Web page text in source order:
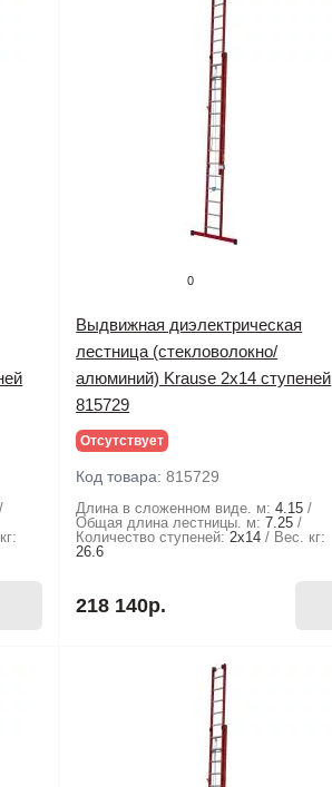
0
Выдвижная диэлектрическая
лестница (стекловолокно/
алюминий) Krause 2х14 ступеней
815729
Отсутствует
Код товара:815729
Длина в сложенном виде. м: 4.15
Общая длина лестницы. м: 7.25
Количество ступеней: 2х14
Вес. кг:
26.6
218 140р.